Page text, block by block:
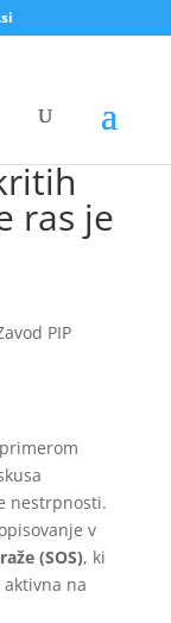
ras je
PIP
nestrpnosti.
v
(SOS), ki
na